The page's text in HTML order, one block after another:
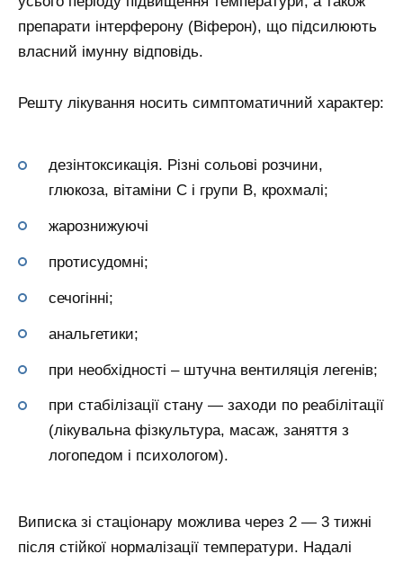
препарати інтерферону (Віферон), що підсилюють
власний імунну відповідь.
Решту лікування носить симптоматичний характер:
дезінтоксикація. Різні сольові розчини,
глюкоза, вітаміни С і групи В, крохмалі;
жарознижуючі
протисудомні;
сечогінні;
анальгетики;
при необхідності – штучна вентиляція легенів;
при стабілізації стану — заходи по реабілітації
(лікувальна фізкультура, масаж, заняття з
логопедом і психологом).
Виписка зі стаціонару можлива через 2 — 3 тижні
після стійкої нормалізації температури. Надалі